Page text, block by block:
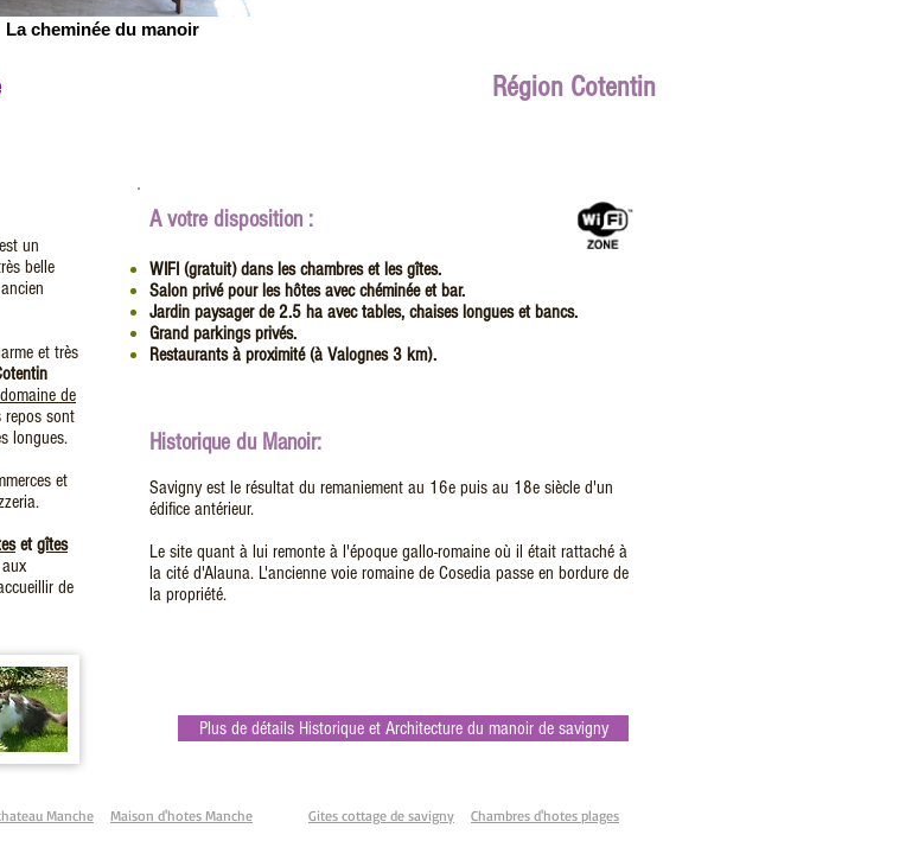
La cheminée du manoir
Région Cotentin
un
belle
et très
de
repos sont
longues.
et
etgîtes
de
A votre disposition :
WIFI (gratuit) dans les chambres et les gîtes.
Salon privé pour les hôtes avec chéminée et bar.
Jardin paysager de 2.5 ha avec tables, chaises longues et bancs.
Grand parkings privés.
Restaurants à proximité (à Valognes 3 km).
Historique du Manoir:
Savigny est le résultat du remaniement au 16e puis au 18e siècle d'un
édifice antérieur.
Le site quant à lui remonte à l'époque gallo-romaine où il était rattaché à
la cité d'Alauna. L'ancienne voie romaine de Cosedia passe en bordure de
la propriété.
Plus de détails Historique et Architecture du manoir de savigny
Manche Maison d'hotes Manche Gites cottage de savigny Chambres d'hotes plages